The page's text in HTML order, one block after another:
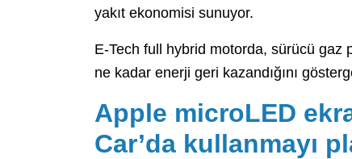
yakıt ekonomisi sunuyor.
E-Tech full hybrid motorda, sürücü gaz
ne kadar enerji geri kazandığını
Apple microLED
Car’da kullanmayı